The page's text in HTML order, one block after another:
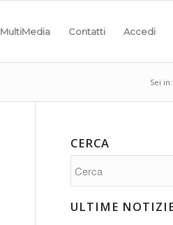
MultiMedia Contatti Accedi
Sei in:
CERCA
ULTIME